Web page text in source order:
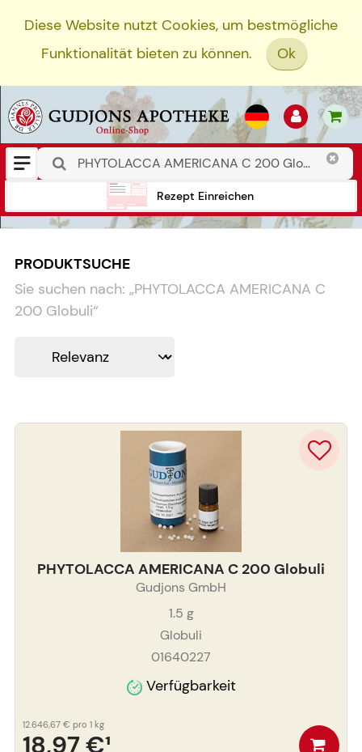
Diese Website nutzt Cookies, um bestmögliche
Funktionalität bieten zu können.
Ok
Rezept Einreichen
PRODUKTSUCHE
Sie suchen nach: „PHYTOLACCA AMERICANA C
200 Globuli“
PHYTOLACCA AMERICANA C 200 Globuli
Gudjons GmbH
1.5 g
Globuli
01640227
Verfügbarkeit
18,97 €¹
12.646,67 € pro 1 kg